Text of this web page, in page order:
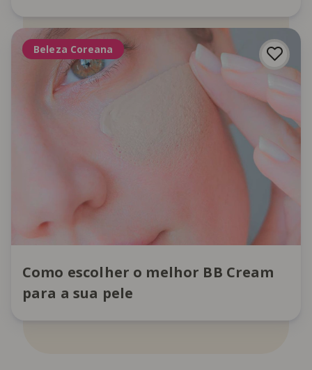
Beleza Coreana
Como escolher o melhor BB Cream
para a sua pele